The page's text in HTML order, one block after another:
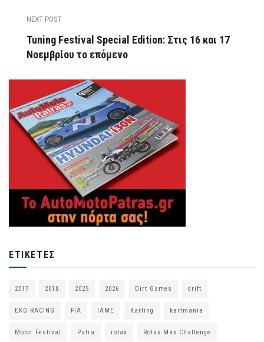
NEXT POST
Tuning Festival Special Edition: Στις 16 και 17
Νοεμβρίου το επόμενο
ΕΤΙΚΈΤΕΣ
2017 2018 2025 2026 Dirt Games drift
EKO RACING FIA IAME Karting kartmania
Motor Festival Patra rotax Rotax Max Challenge